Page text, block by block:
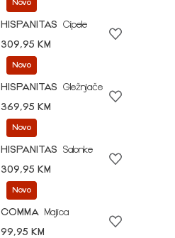
Novo
HISPANITAS
Cipele
309,95 KM
Novo
HISPANITAS
Gležnjače
369,95 KM
Novo
HISPANITAS
Salonke
309,95 KM
Novo
COMMA
Majica
99,95 KM